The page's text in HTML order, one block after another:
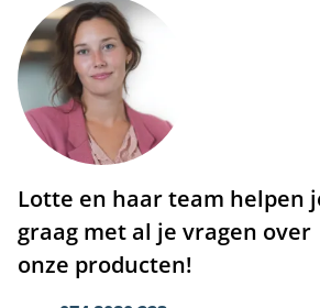
Lotte en haar team helpen
graag met al je vragen over
onze producten!